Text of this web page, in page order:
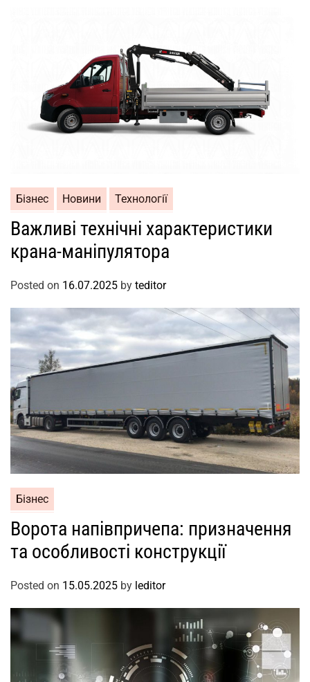
Бізнес Новини Технології
Важливі технічні характеристики
крана-маніпулятора
Posted on 16.07.2025 by teditor
Бізнес
Ворота напівпричепа: призначення
та особливості конструкції
Posted on 15.05.2025 by leditor